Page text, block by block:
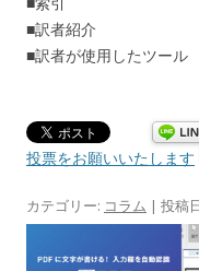
■訳者紹介
■訳者が使用したツール
投票をお願いいたします
カテゴリー: コラム | 投稿